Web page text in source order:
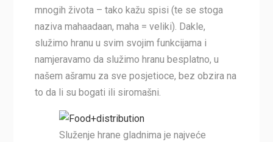
mnogih života – tako kažu spisi (te se stoga
naziva mahaadaan, maha = veliki). Dakle,
služimo hranu u svim svojim funkcijama i
namjeravamo da služimo hranu besplatno, u
našem ašramu za sve posjetioce, bez obzira na
to da li su bogati ili siromašni.
Služenje hrane gladnima je najveće